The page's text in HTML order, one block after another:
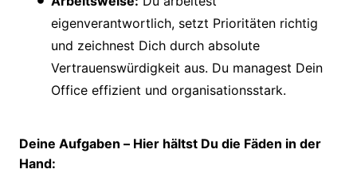
eigenverantwortlich, setzt Prioritäten richtig
und zeichnest Dich durch absolute
Vertrauenswürdigkeit aus. Du managest Dein
Office effizient und organisationsstark.
Deine Aufgaben – Hier hältst Du die Fäden in der
Hand: